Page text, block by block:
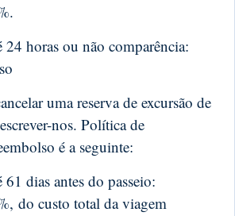
24 horas ou não comparência:
uma reserva de excursão de
nos. Política de
é a seguinte:
61 dias antes do passeio:
do custo total da viagem